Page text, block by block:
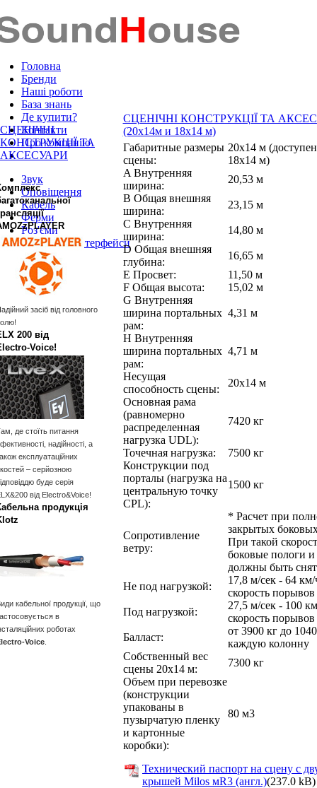
Головна
Бренди
Наші роботи
База знань
Де купити?
Контакти
Про компанію
Звук
Оповіщення
Кабель
Ферми
Роз'єми
DANTE™ Інтерфейси
СЦЕНІЧНІ
КОНСТРУКЦІЇ ТА
АКСЕСУАРИ
засіб від головного
200 від
де стоїть питання
надійності, а
експлуатаційних
– серйозною
буде серія
від Electro&Voice!
продукція
кабельної продукції, що
в
роботах
Voice
СЦЕНІЧНІ КОНСТРУКЦІЇ ТА
(20х14м и 18х14 м)
Габаритные размеры
сцены:
20x14 м
18x14 м)
A Внутренняя
ширина:
20,53 м
B Общая внешняя
ширина:
23,15 м
C Внутренняя
ширина:
14,80 м
D Общая внешняя
глубина:
16,65 м
E Просвет:
11,50 м
F Общая высота:
15,02 м
G Внутренняя
ширина портальных
рам:
4,31 м
H Внутренняя
ширина портальных
рам:
4,71 м
Несущая
способность сцены:
20x14 м
Основная рама
(равномерно
распределенная
нагрузка UDL):
7420 кг
Точечная нагрузка:
7500 кг
Конструкции под
порталы (нагрузка на
центральную точку
CPL):
1500 кг
Сопротивление
ветру:
* Расчет при
закрытых
При такой
боковые пологи и
должны быть
Не под нагрузкой:
17,8 м/сек - 64
скорость порывов
Под нагрузкой:
27,5 м/сек - 100
скорость порывов
Балласт:
от 3900 кг до
каждую колонну
Собственный вес
сцены 20x14 м:
7300 кг
Объем при перевозке
(конструкции
упакованы в
пузырчатую пленку
и картонные
коробки):
80 м3
Технический паспорт на сцену с
крышей Milos мR3 (англ.)(237.0 kB)